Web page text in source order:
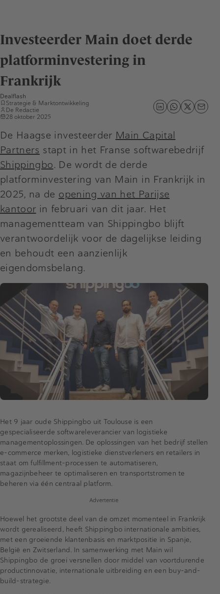
Investeerder Main doet derde
platforminvestering in
Frankrijk
Dealflash
Strategie & Marktontwikkeling
De Redactie
28 oktober 2025
De Haagse investeerder Main Capital
Partners stapt in het Franse softwarebedrijf
Shippingbo. De wordt de derde
platforminvestering van Main in Frankrijk in
2025, na de opening van het Parijse
kantoor in februari van dit jaar. Het
managementteam van Shippingbo blijft
verantwoordelijk voor de dagelijkse leiding
en behoudt een aanzienlijk
eigendomsbelang.
Het 9 jaar oude Shippingbo uit Toulouse is een
gespecialiseerde softwareleverancier van logistieke
managementoplossingen. De oplossingen van het bedrijf stellen
e-commerce merken, logistieke dienstverleners en retailers in
staat om fulfillment-processen te automatiseren,
magazijnbeheer te optimaliseren en transportstromen te
beheren via één centraal platform.
Advertentie
Hoewel het grootste deel van de omzet momenteel in Frankrijk
wordt gerealiseerd, heeft Shippingbo internationale ambities,
met een groeiende klantenbasis en marktpositie in Spanje,
België en Zwitserland. In samenwerking met Main wil
Shippingbo de groei versnellen door middel van voortdurende
productinnovatie, internationale uitbreiding en een buy-and-
build-strategie.